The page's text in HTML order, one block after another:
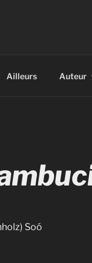
Ailleurs Auteur
Soó